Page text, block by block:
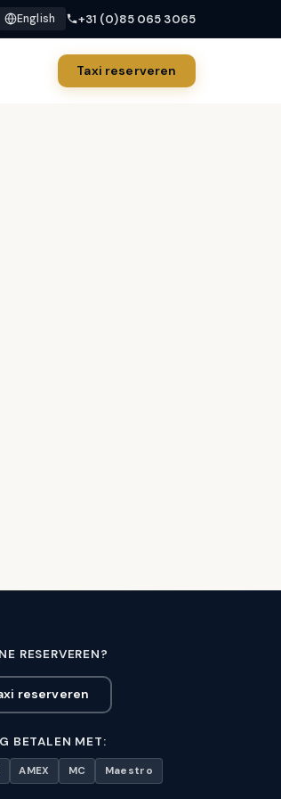
English +31 (0)85 065 3065
Taxi reserveren
RESERVEREN?
reserveren
BETALEN MET:
AMEX MC Maestro